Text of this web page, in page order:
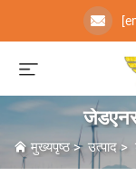
मुख्यपृष्ठ> उत्पाद>